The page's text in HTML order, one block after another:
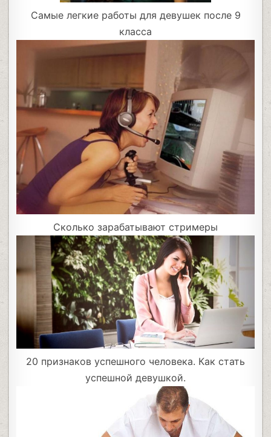
Самые легкие работы для девушек после 9
класса
Сколько зарабатывают стримеры
20 признаков успешного человека. Как стать
успешной девушкой.